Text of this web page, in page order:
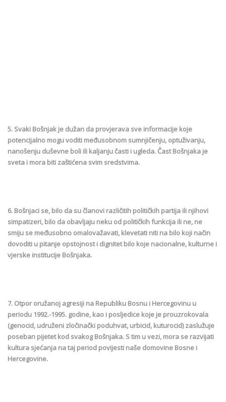
5. Svaki Bošnjak je dužan da provjerava sve informacije koje
potencijalno mogu voditi međusobnom sumnjičenju, optuživanju,
nanošenju duševne boli ili kaljanju časti i ugleda. Čast Bošnjaka je
sveta i mora biti zaštićena svim sredstvima.
6. Bošnjaci se, bilo da su članovi različitih političkih partija ili njihovi
simpatizeri, bilo da obavljaju neku od političkih funkcija ili ne, ne
smiju se međusobno omalovažavati, klevetati niti na bilo koji način
dovoditi u pitanje opstojnost i dignitet bilo koje nacionalne, kulturne i
vjerske institucije Bošnjaka.
7. Otpor oružanoj agresiji na Republiku Bosnu i Hercegovinu u
periodu 1992.-1995. godine, kao i posljedice koje je prouzrokovala
(genocid, udruženi zločinački poduhvat, urbicid, kuturocid) zaslužuje
poseban pijetet kod svakog Bošnjaka. S tim u vezi, mora se razvijati
kultura sjećanja na taj period povijesti naše domovine Bosne i
Hercegovine.